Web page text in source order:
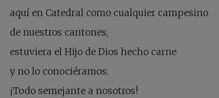
aquí en Catedral como cualquier campesino
de nuestros cantones,
estuviera el Hijo de Dios hecho carne
y no lo conociéramos:
¡Todo semejante a nosotros!